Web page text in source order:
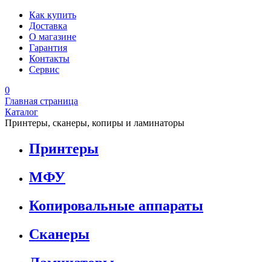
Как купить
Доставка
О магазине
Гарантия
Контакты
Сервис
0
Главная страница
Каталог
Принтеры, сканеры, копиры и ламинаторы
Принтеры
МФУ
Копировальные аппараты
Сканеры